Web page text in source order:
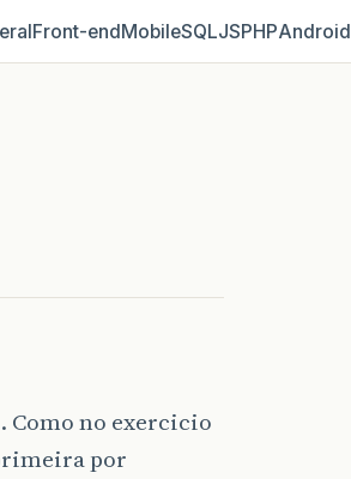
Front‑endMobileSQLJSPHPAndroid
Como no exercicio
por